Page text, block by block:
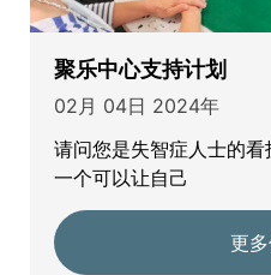
聚乐中心支持计划
02月 04日 2024年
请问您是失智症人士的
一个可以让自己
更